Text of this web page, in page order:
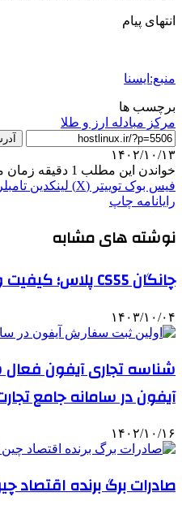
انتهای پیام
منبع:ایسنا
برچسب ها
مرکز مبادله ارز و طلا
۱۴۰۲/۱۰/۱۳
خواندن این مطلب 1 دقیقه زمان میبرد
فیس بوک توییتر (X) لینکدین ‫تامبلر
رایانامه چاپ
نوشته های مشابه
چانگان CS55 پلاس؛ کیفیت و امکاناتی فراتر از انتظار
۱۴۰۳/۱۰/۰۴
شناسه تجاری آیفون
آیفون در سامانه جامع
۱۴۰۲/۱۰/۱۶
صادرات برگ برنده اقتصاد